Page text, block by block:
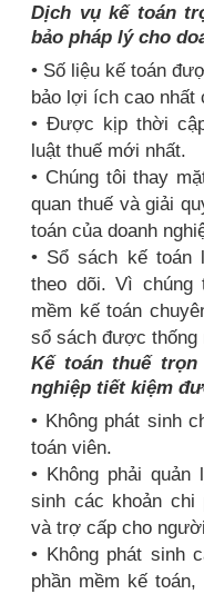
Dịch vụ kế toán
bảo pháp lý cho
• Số liệu kế toán
bảo lợi ích cao nhất
• Được kịp thời
luật thuế mới nhất.
• Chúng tôi thay
quan thuế và giải
toán của doanh
• Sổ sách kế toán
theo dõi. Vì chúng
mềm kế toán
sổ sách được thống
Kế toán thuế
nghiệp tiết kiệm
• Không phát sinh
toán viên.
• Không phải
sinh các khoản chi
và trợ cấp cho
• Không phát sinh
phần mềm kế